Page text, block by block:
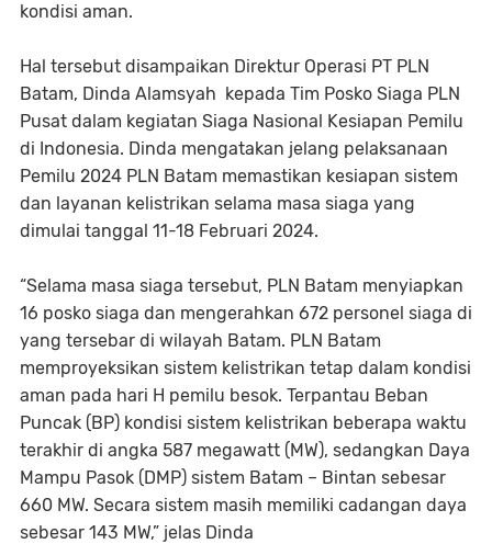
kondisi aman.
Hal tersebut disampaikan Direktur Operasi PT PLN
Batam, Dinda Alamsyah kepada Tim Posko Siaga PLN
Pusat dalam kegiatan Siaga Nasional Kesiapan Pemilu
di Indonesia. Dinda mengatakan jelang pelaksanaan
Pemilu 2024 PLN Batam memastikan kesiapan sistem
dan layanan kelistrikan selama masa siaga yang
dimulai tanggal 11-18 Februari 2024.
“Selama masa siaga tersebut, PLN Batam menyiapkan
16 posko siaga dan mengerahkan 672 personel siaga di
yang tersebar di wilayah Batam. PLN Batam
memproyeksikan sistem kelistrikan tetap dalam kondisi
aman pada hari H pemilu besok. Terpantau Beban
Puncak (BP) kondisi sistem kelistrikan beberapa waktu
terakhir di angka 587 megawatt (MW), sedangkan Daya
Mampu Pasok (DMP) sistem Batam – Bintan sebesar
660 MW. Secara sistem masih memiliki cadangan daya
sebesar 143 MW,” jelas Dinda